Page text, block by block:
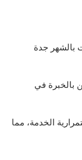
بالشهر جدة
بالخبرة في
الخدمة، مما